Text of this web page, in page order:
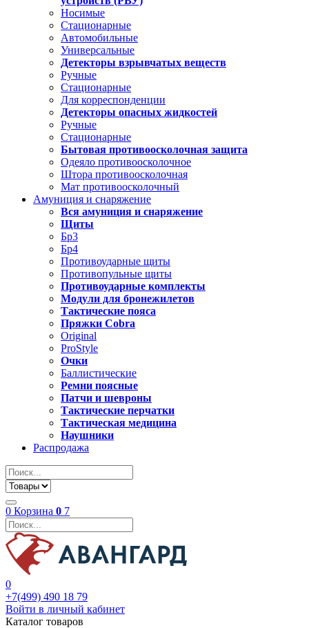
Носимые
Стационарные
Автомобильные
Универсальные
Детекторы взрывчатых веществ
Ручные
Стационарные
Для корреспонденции
Детекторы опасных жидкостей
Ручные
Стационарные
Бытовая противоосколочная защита
Одеяло противоосколочное
Штора противоосколочная
Мат противоосколочный
Амуниция и снаряжение
Вся амуниция и снаряжение
Щиты
Бр3
Бр4
Противоударные щиты
Противопульные щиты
Противоударные комплекты
Модули для бронежилетов
Тактические пояса
Пряжки Cobra
Original
ProStyle
Очки
Баллистические
Ремни поясные
Патчи и шевроны
Тактические перчатки
Тактическая медицина
Наушники
Распродажа
0 Корзина 0 7
0
+7(499) 490 18 79
Войти в личный кабинет
Каталог товаров